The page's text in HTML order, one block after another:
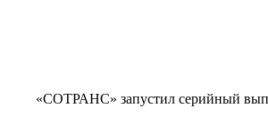
«СОТРАНС» запустил серийный